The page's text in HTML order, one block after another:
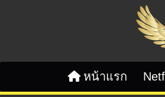
หน้าแรก